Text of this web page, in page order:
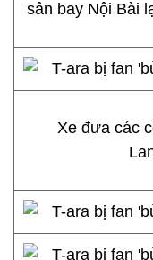
sân bay Nội Bài
Xe đưa các